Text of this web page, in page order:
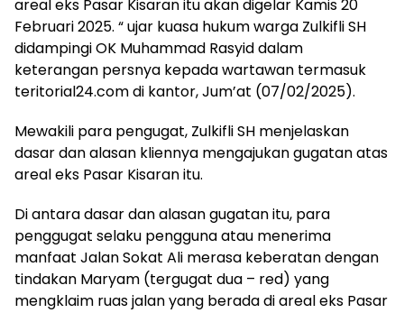
areal eks Pasar Kisaran itu akan digelar Kamis 20
Februari 2025. “ ujar kuasa hukum warga Zulkifli SH
didampingi OK Muhammad Rasyid dalam
keterangan persnya kepada wartawan termasuk
teritorial24.com di kantor, Jum’at (07/02/2025).
Mewakili para pengugat, Zulkifli SH menjelaskan
dasar dan alasan kliennya mengajukan gugatan atas
areal eks Pasar Kisaran itu.
Di antara dasar dan alasan gugatan itu, para
penggugat selaku pengguna atau menerima
manfaat Jalan Sokat Ali merasa keberatan dengan
tindakan Maryam (tergugat dua – red) yang
mengklaim ruas jalan yang berada di areal eks Pasar